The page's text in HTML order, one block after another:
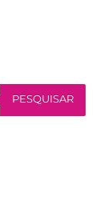
PESQUISAR